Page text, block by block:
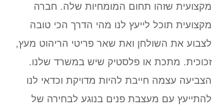
מקצועית שזהו תחום המומחיות שלה. חברה
מקצועית תוכל לייעץ לנו מהי הדרך הכי טובה
לצבוע את השולחן ואת שאר פריטי הריהוט מעץ,
זכוכית. מתכת או פלסטיק שיש במשרד שלנו.
הצביעה עצמה חייבת להיות מדויקת וכדאי לנו
להתייעץ עם מעצבת פנים בנוגע לבחירה של